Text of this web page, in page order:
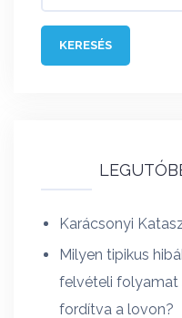
Karácsonyi
Milyen tipikus
felvételi folyamat
fordítva a lovon?